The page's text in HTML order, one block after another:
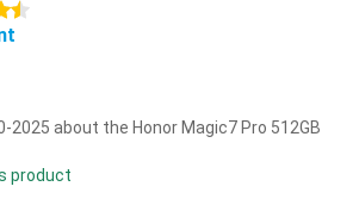
2025 about the Honor Magic7 Pro 512GB
product